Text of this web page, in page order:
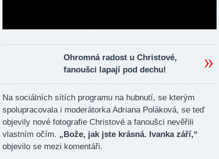
Ohromná radost u Christové,
fanoušci lapají pod dechu!
Na sociálních sítích programu na hubnutí, se kterým
spolupracovala i moderátorka Adriana Poláková, se teď
objevily nové fotografie Christové a fanoušci nevěřili
vlastním očím. „Bože, jak jste krásná. Ivanka září,“
objevilo se mezi komentáři.